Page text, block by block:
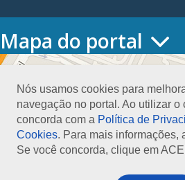
Nós usamos cookies para
navegação no portal. Ao utilizar o
concorda com a Política de
Cookies. Para mais informações,
Se você concorda, clique em
Mapa do portal
HOME
Conselho Diretor
Nossa Sede
Planejamento
Organograma
Medalha João Lyra